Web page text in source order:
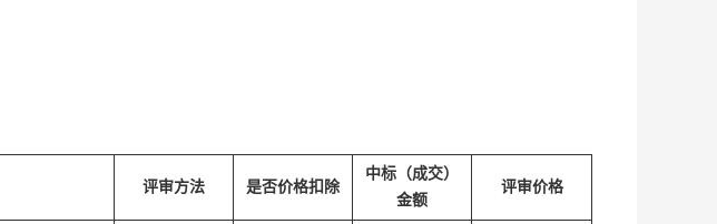
评审方法 是否价格扣除
中标（成交）
金额
评审价格